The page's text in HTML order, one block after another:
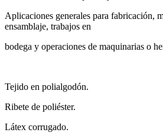
Aplicaciones generales para fabricación,
ensamblaje, trabajos en
bodega y operaciones de maquinarias o
Tejido en polialgodón.
Ribete de poliéster.
Látex corrugado.